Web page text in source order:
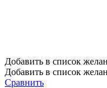
Добавить в список
Добавить в список
Сравнить